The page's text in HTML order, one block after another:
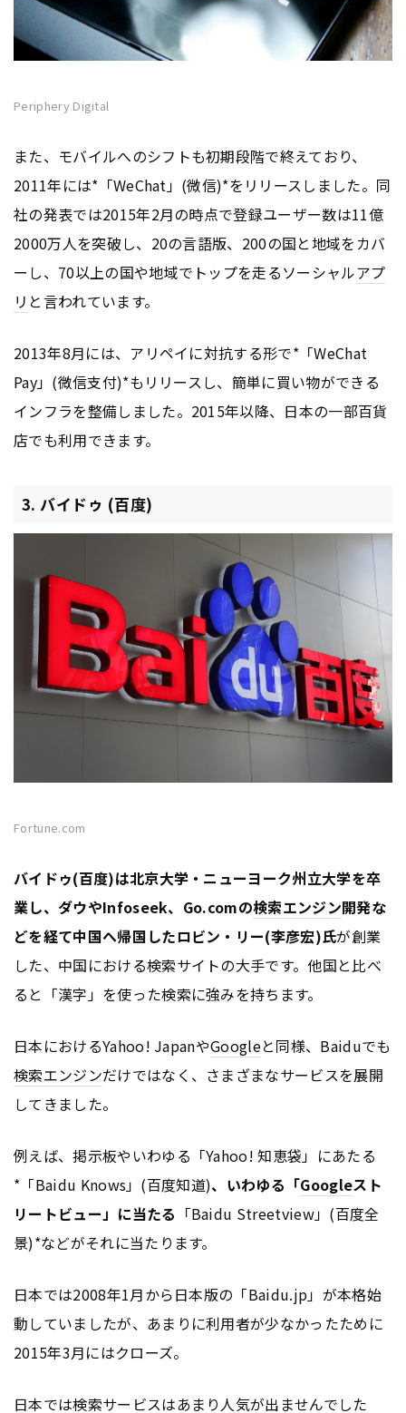
Periphery Digital
また、モバイルへのシフトも初期段階で終えており、
2011年には*「WeChat」(微信)*をリリースしました。同
社の発表では2015年2月の時点で登録ユーザー数は11億
2000万人を突破し、20の言語版、200の国と地域をカバ
ーし、70以上の国や地域でトップを走るソーシャルアプ
リ と言われています。
2013年8月には、アリペイに対抗する形で*「WeChat
Pay」(微信支付)*もリリースし、簡単に買い物ができる
インフラを整備しました。2015年以降、日本の一部百貨
店でも利用できます。
3. バイドゥ (百度)
Fortune.com
バイドゥ(百度)は北京大学・ニューヨーク州立大学を卒
業し、ダウやInfoseek、Go.comの検索エンジン開発な
どを経て中国へ帰国したロビン・リー(李彦宏)氏が創業
した、中国における検索サイトの大手です。他国と比べ
ると「漢字」を使った検索に強みを持ちます。
日本におけるYahoo! JapanやGoogleと同様、Baiduでも
検索エンジンだけではなく、さまざまなサービスを展開
してきました。
例えば、掲示板やいわゆる「Yahoo! 知恵袋」にあたる
*「Baidu Knows」(百度知道)、いわゆる「Googleスト
リートビュー」に当たる 「Baidu Streetview」(百度全
景)*などがそれに当たります。
日本では2008年1月から日本版の「Baidu.jp」が本格始
動していましたが、あまりに利用者が少なかったために
2015年3月にはクローズ。
日本では検索サービスはあまり人気が出ませんでした